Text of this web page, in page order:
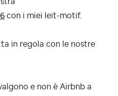
con i miei leit-motif.
in regola con le nostre
e non è Airbnb a